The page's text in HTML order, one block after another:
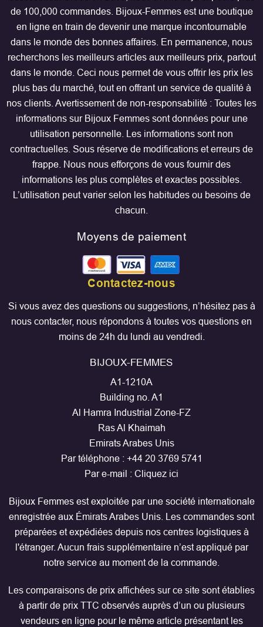
de 100,000 commandes. Bijoux-Femmes est une boutique
en ligne en train de devenir une marque incontournable
dans le monde des bonnes affaires. En permanence, nous
recherchons les meilleurs articles aux meilleurs prix, partout
dans le monde. Ceci nous permet de vous offrir les prix les
plus bas du marché, tout en offrant un service de qualité à
nos clients. Avertissement de non-responsabilité : Toutes les
informations sur Bijoux Femmes sont données pour une
utilisation personnelle. Les informations sont non
contractuelles. Sous réserve de modifications et erreurs de
frappe. Nous nous efforçons de vous fournir des
informations les plus complètes et exactes possibles.
L’utilisation peut varier selon les habitudes ou besoins de
chacun.
Moyens de paiement
Contactez-nous
Si vous avez des questions ou suggestions, n’hésitez pas à
nous contacter, nous répondons à toutes vos questions en
moins de 24h du lundi au vendredi.
BIJOUX-FEMMES
A1-1210A
Building no. A1
Al Hamra Industrial Zone-FZ
Ras Al Khaimah
Emirats Arabes Unis
Par téléphone : +44 20 3769 5741
Par e-mail : Cliquez ici
Bijoux Femmes est exploitée par une société internationale
enregistrée aux Émirats Arabes Unis. Les commandes sont
préparées et expédiées depuis nos centres logistiques à
l'étranger. Aucun frais supplémentaire n’est appliqué par
notre service au moment de la commande.
Les comparaisons de prix affichées sur ce site sont établies
à partir de prix TTC observés auprès d’un ou plusieurs
vendeurs en ligne pour le même article présentant les